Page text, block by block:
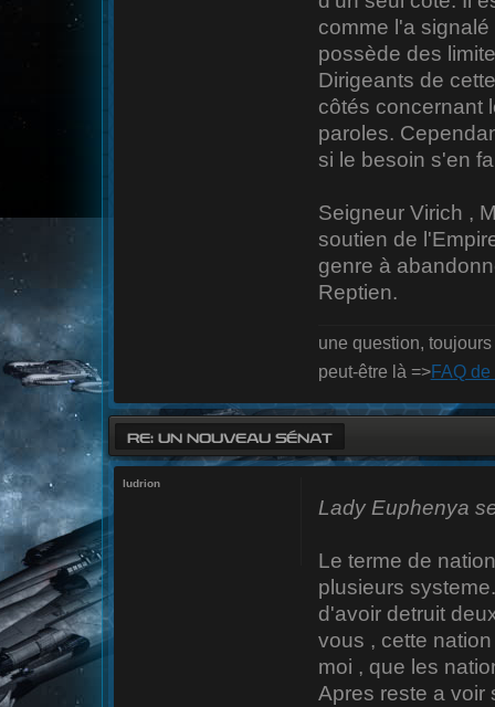
comme l'a
possède des
Dirigeants de
côtés concernant
paroles.
si le besoin s'en
Seigneur Virich ,
soutien de
genre à
Reptien.
une question,
peut-être là =>FAQ
RE: UN NOUVEAU SÉNAT
Lady Euphenya
Le terme de
plusieurs
d'avoir detruit
vous , cette
moi , que les
Apres reste a voir
ludrion